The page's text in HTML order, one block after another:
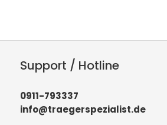
Support / Hotline
0911-793337
info@traegerspezialist.de